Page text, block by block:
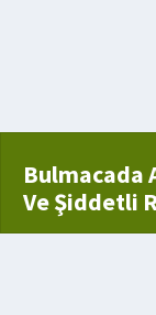
Bulmacada
Ve Şiddetli